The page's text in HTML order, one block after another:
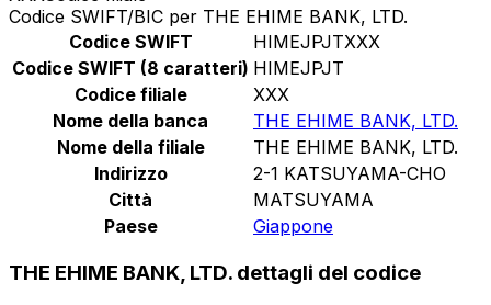
Codice SWIFT/BIC per THE EHIME BANK, LTD.
Codice SWIFT
HIMEJPJTXXX
Codice SWIFT (8 caratteri) HIMEJPJT
Codice filiale
XXX
Nome della banca
THE EHIME BANK, LTD.
Nome della filiale
THE EHIME BANK, LTD.
Indirizzo
2-1 KATSUYAMA-CHO
Città
MATSUYAMA
Paese
Giappone
THE EHIME BANK, LTD. dettagli del codice